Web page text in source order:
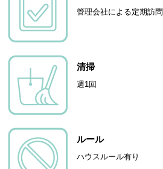
管理会社による定期訪問
清掃
週1回
ルール
ハウスルール有り